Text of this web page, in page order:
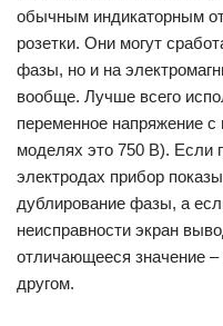
обычным индикаторным
розетки. Они могут
фазы, но и на
вообще. Лучше всего
переменное напряжение
моделях это 750 В). Если
электродах прибор
дублирование фазы, а
неисправности экран
отличающееся значение
другом.